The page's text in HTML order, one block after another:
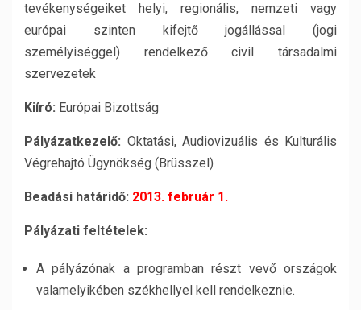
tevékenységeiket helyi, regionális, nemzeti vagy
európai szinten kifejtő jogállással (jogi
személyiséggel) rendelkező civil társadalmi
szervezetek
Kiíró: Európai Bizottság
Pályázatkezelő: Oktatási, Audiovizuális és Kulturális
Végrehajtó Ügynökség (Brüsszel)
Beadási határidő: 2013. február 1.
Pályázati feltételek:
A pályázónak a programban részt vevő országok
valamelyikében székhellyel kell rendelkeznie.